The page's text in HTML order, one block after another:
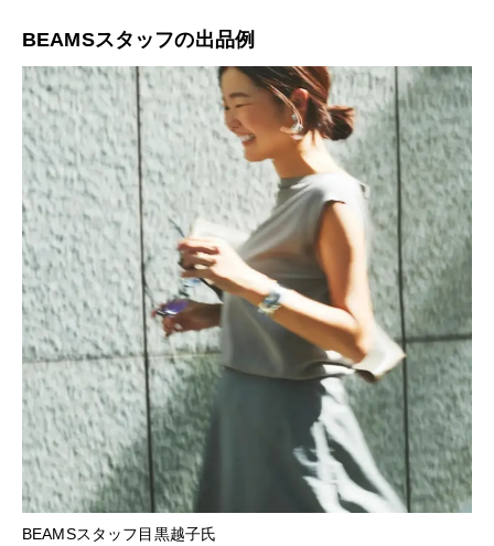
BEAMSスタッフの出品例
BEAMSスタッフ目黒越子氏